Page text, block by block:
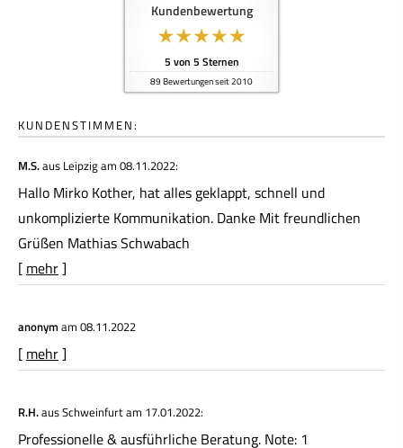
Kundenbewertung
5 von 5 Sternen
89 Bewertungen seit 2010
KUNDENSTIMMEN:
M.S.aus Leipzigam 08.11.2022:
Hallo Mirko Kother, hat alles geklappt, schnell und
unkomplizierte Kommunikation. Danke Mit freundlichen
Grüßen Mathias Schwabach
[ mehr]
anonymam 08.11.2022
[ mehr]
R.H.aus Schweinfurtam 17.01.2022:
Professionelle & ausführliche Beratung. Note: 1